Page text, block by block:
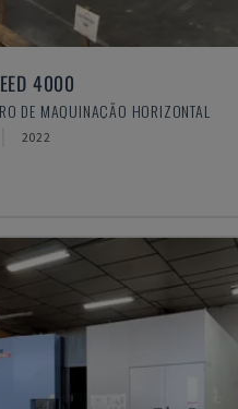
4000
DE MAQUINAÇÃO HORIZONTAL
2022